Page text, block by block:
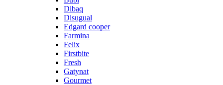
Dibaq
Disugual
Edgard cooper
Farmina
Felix
Firstbite
Fresh
Gatynat
Gourmet